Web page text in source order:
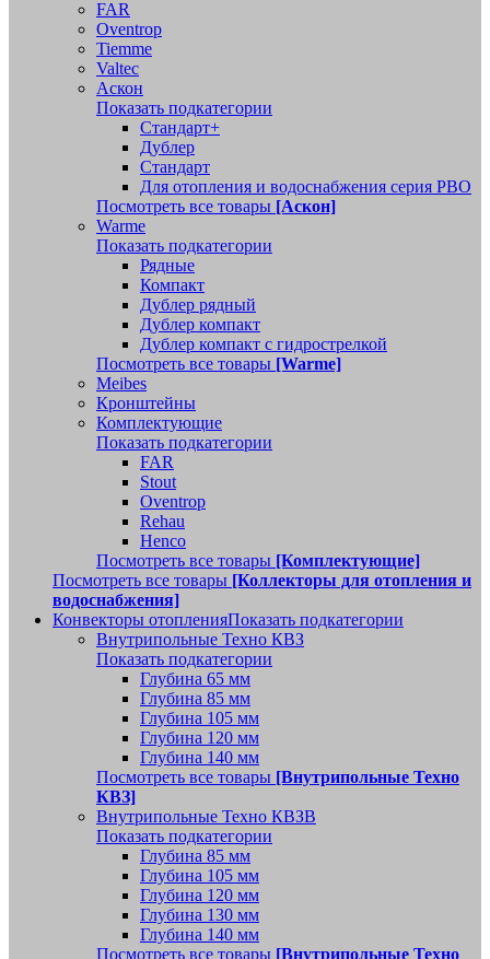
FAR
Oventrop
Tiemme
Valtec
Аскон
Показать подкатегории
Стандарт+
Дублер
Стандарт
Для отопления и водоснабжения серия РВО
Посмотреть все товары [Аскон]
Warme
Показать подкатегории
Рядные
Компакт
Дублер рядный
Дублер компакт
Дублер компакт с гидрострелкой
Посмотреть все товары [Warme]
Meibes
Кронштейны
Комплектующие
Показать подкатегории
FAR
Stout
Oventrop
Rehau
Henco
Посмотреть все товары [Комплектующие]
Посмотреть все товары [Коллекторы для отопления и
водоснабжения]
Конвекторы отопленияПоказать подкатегории
Внутрипольные Техно КВЗ
Показать подкатегории
Глубина 65 мм
Глубина 85 мм
Глубина 105 мм
Глубина 120 мм
Глубина 140 мм
Посмотреть все товары [Внутрипольные Техно
КВЗ]
Внутрипольные Техно КВЗВ
Показать подкатегории
Глубина 85 мм
Глубина 105 мм
Глубина 120 мм
Глубина 130 мм
Глубина 140 мм
Посмотреть все товары [Внутрипольные Техно